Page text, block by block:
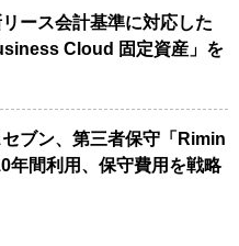
ース会計基準に対応した
Cloud 固定資産」を
ブン、第三者保守「Rimin
年間利用、保守費用を戦略